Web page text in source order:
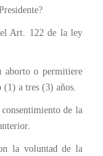
Art. 122 de la ley
aborto o permitiere
(1) a tres (3) años.
de la
la voluntad de la